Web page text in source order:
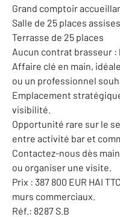
Grand comptoir
Salle de 25 places assises
Terrasse de 25 places
Aucun contrat brasseur
Affaire clé en main,
ou un professionnel
Emplacement
visibilité.
Opportunité rare sur le
entre activité bar et
Contactez-nous dès
ou organiser une visite.
Prix : 387 800 EUR HAI
murs commerciaux.
Réf.: 8287 S.B